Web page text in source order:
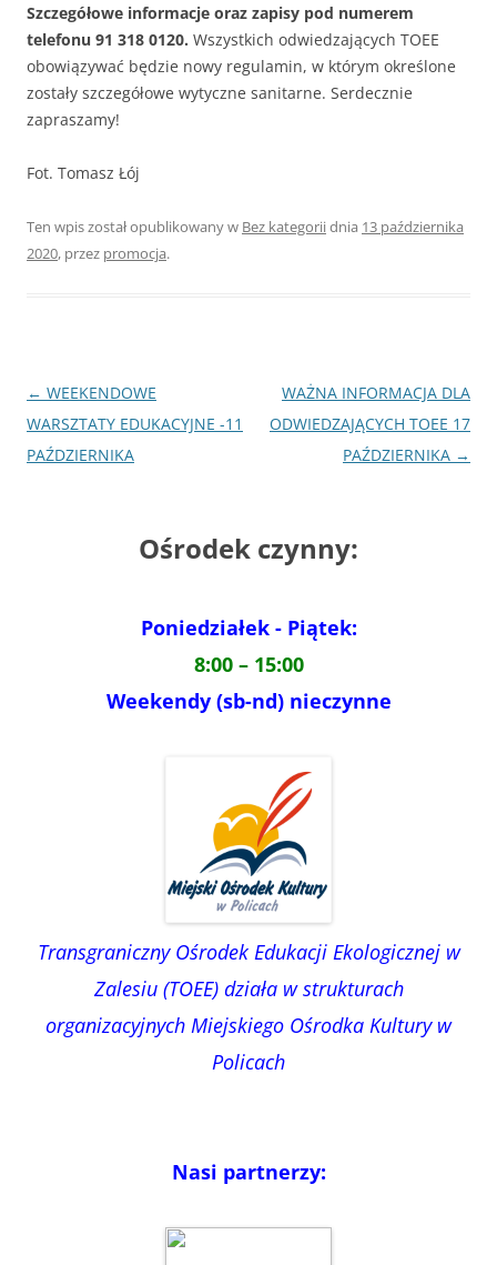
Szczegółowe informacje oraz zapisy pod numerem
telefonu 91 318 0120. Wszystkich odwiedzających TOEE
obowiązywać będzie nowy regulamin, w którym określone
zostały szczegółowe wytyczne sanitarne. Serdecznie
zapraszamy!
Fot. Tomasz Łój
Ten wpis został opublikowany w Bez kategoriidnia 13 października
2020, przez promocja.
Nawigacja
wpisu
← WEEKENDOWE
WARSZTATY EDUKACYJNE -11
PAŹDZIERNIKA
WAŻNA INFORMACJA DLA
ODWIEDZAJĄCYCH TOEE 17
PAŹDZIERNIKA →
Ośrodek czynny:
Poniedziałek - Piątek:
8:00 – 15:00
Weekendy (sb-nd) nieczynne
Transgraniczny Ośrodek Edukacji Ekologicznej w
Zalesiu (TOEE) działa w strukturach
organizacyjnych Miejskiego Ośrodka Kultury w
Policach
Nasi partnerzy: